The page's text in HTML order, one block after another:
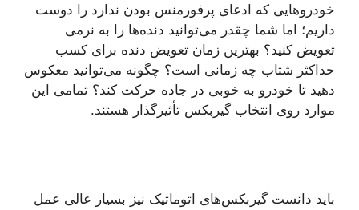
خودروهایی که ادعای پرفورمنس بودن ندارد را دوست
داریم؛ اما شما چقدر می‌توانید دنده‌ها را به نرمی
تعویض کنید؟ بهترین زمان تعویض دنده برای کسب
حداکثر شتاب چه زمانی است؟ چگونه می‌توانید معکوس
دهید تا خودرو به خوبی در جاده حرکت کند؟ تمامی این
موارد روی انتخاب گیربکس تأثیرگذار هستند.
باید دانست گیربکس‌های اتوماتیک نیز بسیار عالی عمل